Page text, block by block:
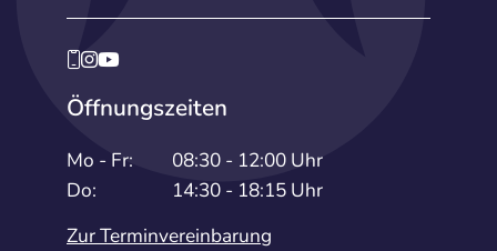
Öffnungszeiten
Mo - Fr:
08:30 - 12:00 Uhr
Do:
14:30 - 18:15 Uhr
Zur Terminvereinbarung